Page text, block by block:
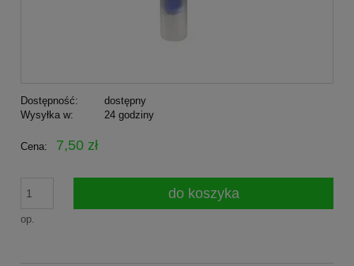
Dostępność:
dostępny
Wysyłka w:
24 godziny
Cena: 7,50 zł
op.
do koszyka